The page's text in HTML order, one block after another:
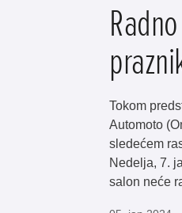
Tokom
Automoto
sledećem
Nedelja, 7.
salon neće